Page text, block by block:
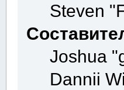
Steven
Joshua
Dannii